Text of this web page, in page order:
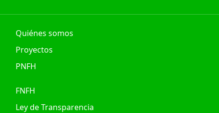
Quiénes somos
Proyectos
PNFH
FNFH
Ley de Transparencia